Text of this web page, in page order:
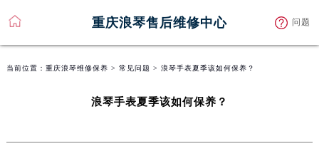
重庆浪琴售后维修中心 问题
当前位置： 重庆浪琴维修保养 > 常见问题 > 浪琴手表夏季该如何保养？
浪琴手表夏季该如何保养？